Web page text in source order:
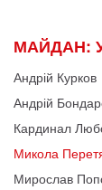
МАЙДАН:
Андрій Курков
Андрій
Кардинал
Микола
Мирослав